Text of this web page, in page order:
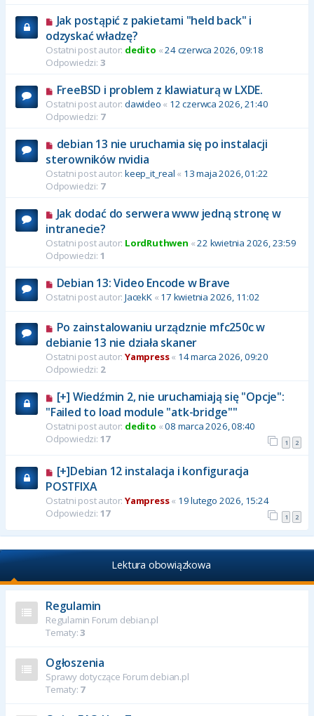
Jak postąpić z pakietami "held back" i
odzyskać władzę?
Ostatni post autor: dedito «24 czerwca 2026, 09:18
Odpowiedzi: 3
FreeBSD i problem z klawiaturą w LXDE.
Ostatni post autor: dawideo « 12 czerwca 2026, 21:40
Odpowiedzi: 7
debian 13 nie uruchamia się po instalacji
sterowników nvidia
Ostatni post autor: keep_it_real « 13 maja 2026, 01:22
Odpowiedzi: 7
Jak dodać do serwera www jedną stronę w
intranecie?
Ostatni post autor: LordRuthwen «22 kwietnia 2026, 23:59
Odpowiedzi: 1
Debian 13: Video Encode w Brave
Ostatni post autor: JacekK« 17 kwietnia 2026, 11:02
Po zainstalowaniu urządznie mfc250c w
debianie 13 nie działa skaner
Ostatni post autor: Yampress« 14 marca 2026, 09:20
Odpowiedzi: 2
[+] Wiedźmin 2, nie uruchamiają się "Opcje":
"Failed to load module "atk-bridge""
Ostatni post autor: dedito «08 marca 2026, 08:40
Odpowiedzi: 17 1 2
[+]Debian 12 instalacja i konfiguracja
POSTFIXA
Ostatni post autor: Yampress« 19 lutego 2026, 15:24
Odpowiedzi: 17 1 2
Lektura obowiązkowa
Regulamin
Regulamin Forum debian.pl
Tematy:3
Ogłoszenia
Sprawy dotyczące Forum debian.pl
Tematy: 7